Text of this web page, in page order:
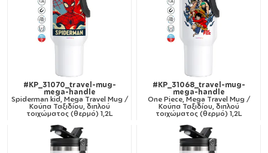
#KP_31070_travel-mug-
mega-handle
Spiderman kid, Mega Travel Mug /
Κούπα Ταξιδίου, διπλού
τοιχώματος (θερμό) 1,2L
#KP_31068_travel-mug-
mega-handle
One Piece, Mega Travel Mug /
Κούπα Ταξιδίου, διπλού
τοιχώματος (θερμό) 1,2L